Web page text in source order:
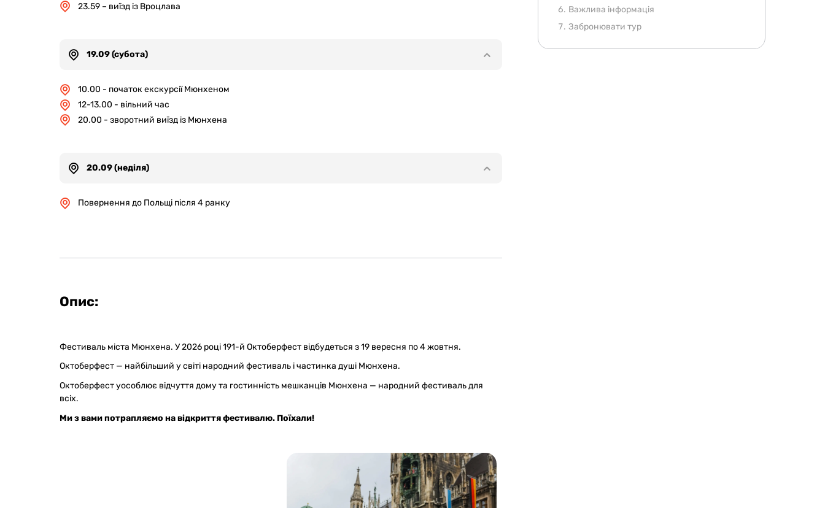
23.59 – виїзд із Вроцлава
19.09 (субота)
10.00 - початок екскурсії Мюнхеном
12-13.00 - вільний час
20.00 - зворотний виїзд із Мюнхена
20.09 (неділя)
Повернення до Польщі після 4 ранку
Опис:
Фестиваль міста Мюнхена. У 2026 році 191-й Октоберфест відбудеться з 19 вересня по 4 жовтня.
Октоберфест — найбільший у світі народний фестиваль і частинка душі Мюнхена.
Октоберфест уособлює відчуття дому та гостинність мешканців Мюнхена — народний фестиваль для
всіх.
Ми з вами потрапляємо на відкриття фестивалю. Поїхали!
Важлива інформація
Забронювати тур